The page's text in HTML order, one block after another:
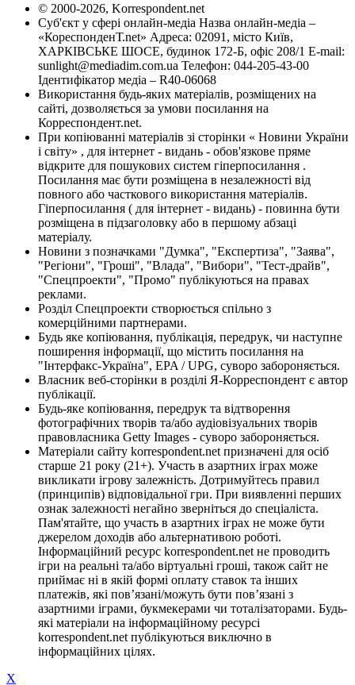
© 2000-2026, Korrespondent.net
Суб'єкт у сфері онлайн-медіа Назва онлайн-медіа –
«КореспонденТ.net» Адреса: 02091, місто Київ,
ХАРКІВСЬКЕ ШОСЕ, будинок 172-Б, офіс 208/1 E-mail:
sunlight@mediadim.com.ua Телефон: 044-205-43-00
Ідентифікатор медіа – R40-06068
Використання будь-яких матеріалів, розміщених на
сайті, дозволяється за умови посилання на
Корреспондент.net.
При копіюванні матеріалів зі сторінки « Новини України
і світу» , для інтернет - видань - обов'язкове пряме
відкрите для пошукових систем гіперпосилання .
Посилання має бути розміщена в незалежності від
повного або часткового використання матеріалів.
Гіперпосилання ( для інтернет - видань) - повинна бути
розміщена в підзаголовку або в першому абзаці
матеріалу.
Новини з позначками "Думка", "Експертиза", "Заява",
"Регіони", "Гроші", "Влада", "Вибори", "Тест-драйв",
"Спецпроекти", "Промо" публікуються на правах
реклами.
Розділ Спецпроекти створюється спільно з
комерційними партнерами.
Будь яке копіювання, публікація, передрук, чи наступне
поширення інформації, що містить посилання на
"Інтерфакс-Україна", EPA / UPG, суворо забороняється.
Власник веб-сторінки в розділі Я-Корреспондент є автор
публікації.
Будь-яке копіювання, передрук та відтворення
фотографічних творів та/або аудіовізуальних творів
правовласника Getty Images - суворо забороняється.
Матеріали сайту korrespondent.net призначені для осіб
старше 21 року (21+). Участь в азартних іграх може
викликати ігрову залежність. Дотримуйтесь правил
(принципів) відповідальної гри. При виявленні перших
ознак залежності негайно зверніться до спеціаліста.
Пам'ятайте, що участь в азартних іграх не може бути
джерелом доходів або альтернативою роботі.
Інформаційний ресурс korrespondent.net не проводить
ігри на реальні та/або віртуальні гроші, також сайт не
приймає ні в якій формі оплату ставок та інших
платежів, які пов’язані/можуть бути пов’язані з
азартними іграми, букмекерами чи тоталізаторами. Будь-
які матеріали на інформаційному ресурсі
korrespondent.net публікуються виключно в
інформаційних цілях.
X